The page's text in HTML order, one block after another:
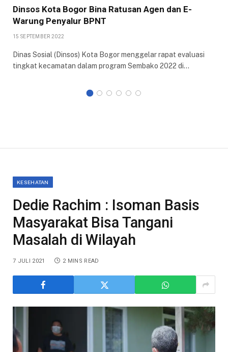
Dinsos Kota Bogor Bina Ratusan Agen dan E-
Warung Penyalur BPNT
15 SEPTEMBER 2022
Dinas Sosial (Dinsos) Kota Bogor menggelar rapat evaluasi
tingkat kecamatan dalam program Sembako 2022 di…
KESEHATAN
Dedie Rachim : Isoman Basis
Masyarakat Bisa Tangani
Masalah di Wilayah
7 JULI 2021 2 MINS READ